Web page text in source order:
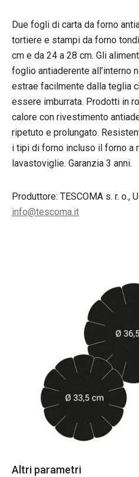
Due fogli di carta da forno
tortiere e stampi da forno
cm e da 24 a 28 cm. Gli
foglio antiaderente all’interno
estrae facilmente dalla teglia
essere imburrata. Prodotti in
calore con rivestimento
ripetuto e prolungato.
i tipi di forno incluso il forno a
lavastoviglie. Garanzia 3 anni.
Produttore: TESCOMA s. r. o.,
info@tescoma.it
Altri parametri